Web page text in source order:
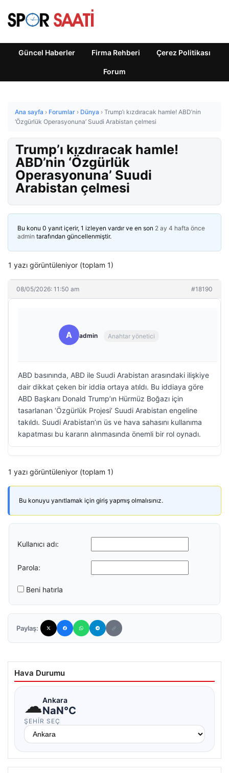
Güncel Haberler Firma Rehberi Çerez Politikası
Forum
Ana sayfa › Forumlar › Dünya › Trump’ı kızdıracak hamle! ABD’nin
‘Özgürlük Operasyonuna’ Suudi Arabistan çelmesi
Trump’ı kızdıracak hamle!
ABD’nin ‘Özgürlük
Operasyonuna’ Suudi
Arabistan çelmesi
Bu konu 0 yanıt içerir, 1 izleyen vardır ve en son 2 ay 4 hafta önce
admin tarafından güncellenmiştir.
1 yazı görüntüleniyor (toplam 1)
08/05/2026: 11:50 am #18190
A admin Anahtar yönetici
ABD basınında, ABD ile Suudi Arabistan arasındaki ilişkiye
dair dikkat çeken bir iddia ortaya atıldı. Bu iddiaya göre
ABD Başkanı Donald Trump’ın Hürmüz Boğazı için
tasarlanan ‘Özgürlük Projesi’ Suudi Arabistan engeline
takıldı. Suudi Arabistan’ın üs ve hava sahasını kullanıma
kapatması bu kararın alınmasında önemli bir rol oynadı.
1 yazı görüntüleniyor (toplam 1)
Bu konuyu yanıtlamak için giriş yapmış olmalısınız.
Kullanıcı adı:
Parola:
Beni hatırla
Paylaş:
Hava Durumu
☁Ankara
NaN°C
ŞEHIR SEÇ